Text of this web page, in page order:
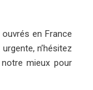
en France
n’hésitez
mieux pour